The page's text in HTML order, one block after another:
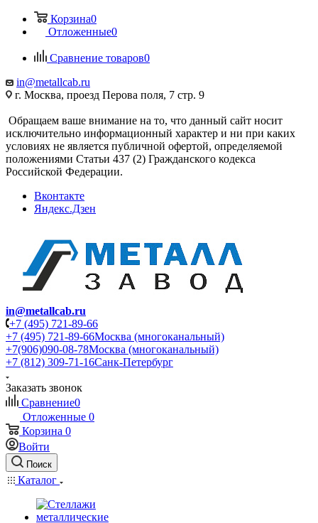
Корзина0
Отложенные0
Сравнение товаров0
in@metallcab.ru
г. Москва, проезд Перова поля, 7 стр. 9
Обращаем ваше внимание на то, что данный сайт носит
исключительно информационный характер и ни при каких
условиях не является публичной офертой, определяемой
положениями Статьи 437 (2) Гражданского кодекса
Российской Федерации.
Вконтакте
Яндекс.Дзен
in@metallcab.ru
+7 (495) 721-89-66
+7 (495) 721-89-66Москва (многоканальный)
+7(906)090-08-78Москва (многоканальный)
+7 (812) 309-71-16Санк-Петербург
Заказать звонок
Сравнение0
Отложенные 0
Корзина 0
Войти
Поиск
Каталог